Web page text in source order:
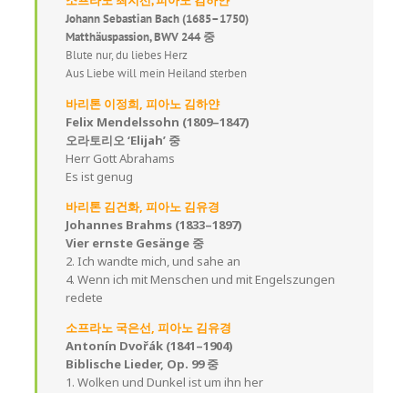
Johann Sebastian Bach (1685–1750)
Matthäuspassion, BWV 244 중
Blute nur, du liebes Herz
Aus Liebe will mein Heiland sterben
바리톤 이정희, 피아노 김하얀
Felix Mendelssohn (1809–1847)
오라토리오 ‘Elijah’ 중
Herr Gott Abrahams
Es ist genug
바리톤 김건화, 피아노 김유경
Johannes Brahms (1833–1897)
Vier ernste Gesänge 중
2. Ich wandte mich, und sahe an
4. Wenn ich mit Menschen und mit Engelszungen
redete
소프라노 국은선, 피아노 김유경
Antonín Dvořák (1841–1904)
Biblische Lieder, Op. 99 중
1. Wolken und Dunkel ist um ihn her